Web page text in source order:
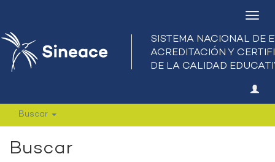
Buscar
Buscar